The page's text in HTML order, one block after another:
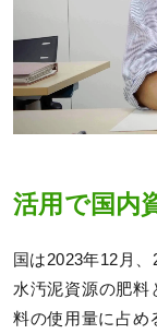
活用で国内
国は2023年12月
水汚泥資源の肥料
料の使用量に占め